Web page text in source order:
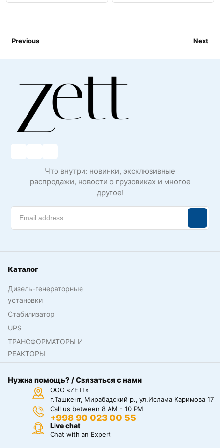
Previous Next
Что внутри: новинки, эксклюзивные
распродажи, новости о грузовиках и многое
другое!
Каталог
Дизель-генераторные
установки
Стабилизатор
UPS
ТРАНСФОРМАТОРЫ И
РЕАКТОРЫ
Нужна помощь? / Связаться с нами
ООО «ZETT»
г.Ташкент, Мирабадский р., ул.Ислама Каримова 17
Call us between 8 AM - 10 PM
+998 90 023 00 55
Live chat
Chat with an Expert